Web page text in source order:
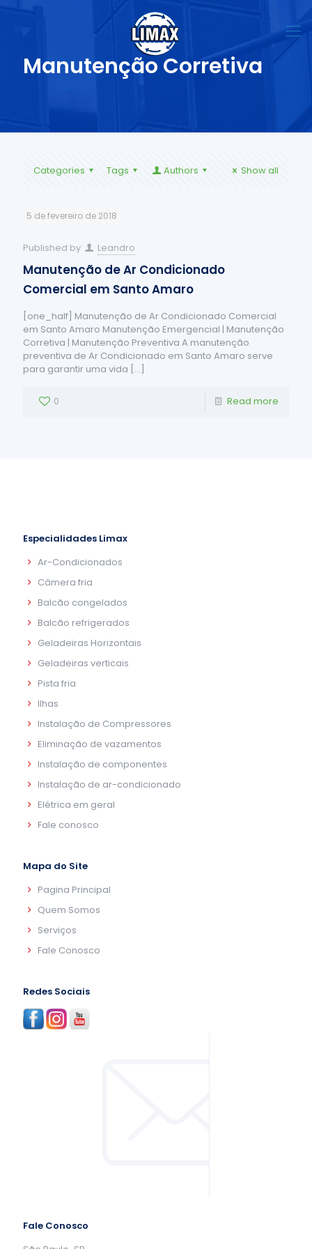
Manutenção Corretiva
Categories Tags Authors Show all
5 de fevereiro de 2018
Published by Leandro
Manutenção de Ar Condicionado
Comercial em Santo Amaro
[one_half] Manutenção de Ar Condicionado Comercial
em Santo Amaro Manutenção Emergencial | Manutenção
Corretiva | Manutenção Preventiva A manutenção
preventiva de Ar Condicionado em Santo Amaro serve
para garantir uma vida […]
0 Read more
Especialidades Limax
Ar-Condicionados
Câmera fria
Balcão congelados
Balcão refrigerados
Geladeiras Horizontais
Geladeiras verticais
Pista fria
Ilhas
Instalação de Compressores
Eliminação de vazamentos
Instalação de componentes
Instalação de ar-condicionado
Elétrica em geral
Fale conosco
Mapa do Site
Pagina Principal
Quem Somos
Serviços
Fale Conosco
Redes Sociais
Fale Conosco